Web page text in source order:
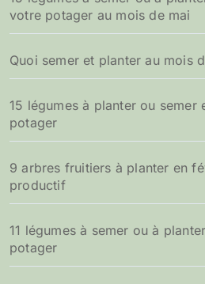
votre potager au mois de mai
Quoi semer et planter au mois
15 légumes à planter ou semer
potager
9 arbres fruitiers à planter en
productif
11 légumes à semer ou à
potager